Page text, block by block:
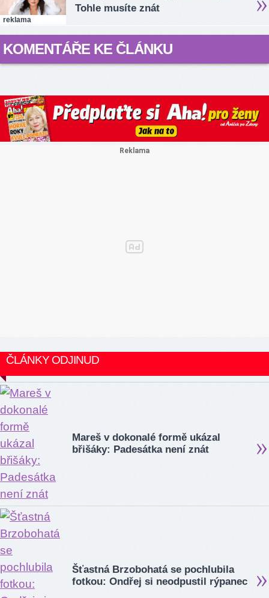
reklama
Tohle musíte znát
KOMENTÁŘE KE ČLÁNKU
ČLÁNKY ODJINUD
Mareš v dokonalé formě ukázal
břišáky: Padesátka není znát
Šťastná Brzobohatá se pochlubila
fotkou: Ondřej si neodpustil rýpanec